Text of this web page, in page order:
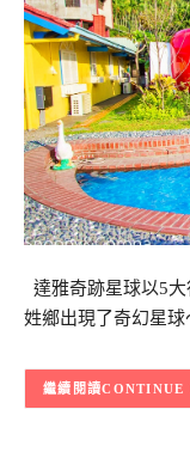
達雅奇跡星球以5
姓鄉出現了奇幻星
CONTINUE